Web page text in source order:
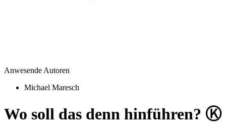
Anwesende Autoren
Michael Maresch
Wo soll das denn hinführen? Ⓚ